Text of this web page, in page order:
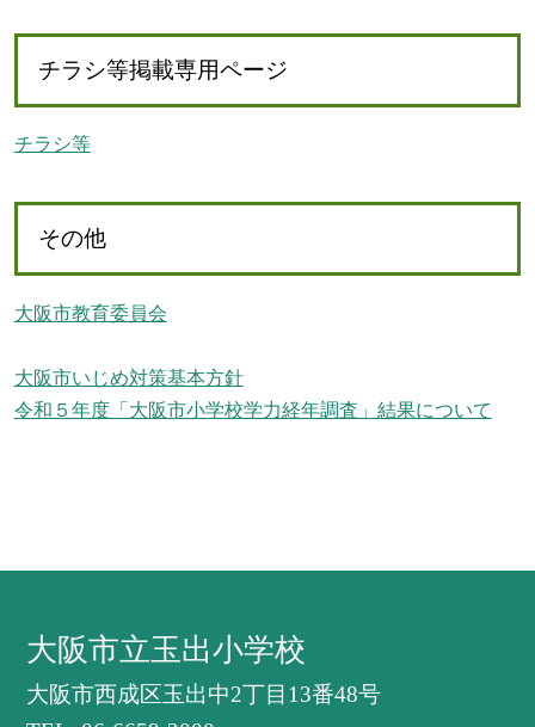
チラシ等掲載専用ページ
チラシ等
その他
大阪市教育委員会
大阪市いじめ対策基本方針
令和５年度「大阪市小学校学力経年調査」結果について
大阪市立玉出小学校
大阪市西成区玉出中2丁目13番48号